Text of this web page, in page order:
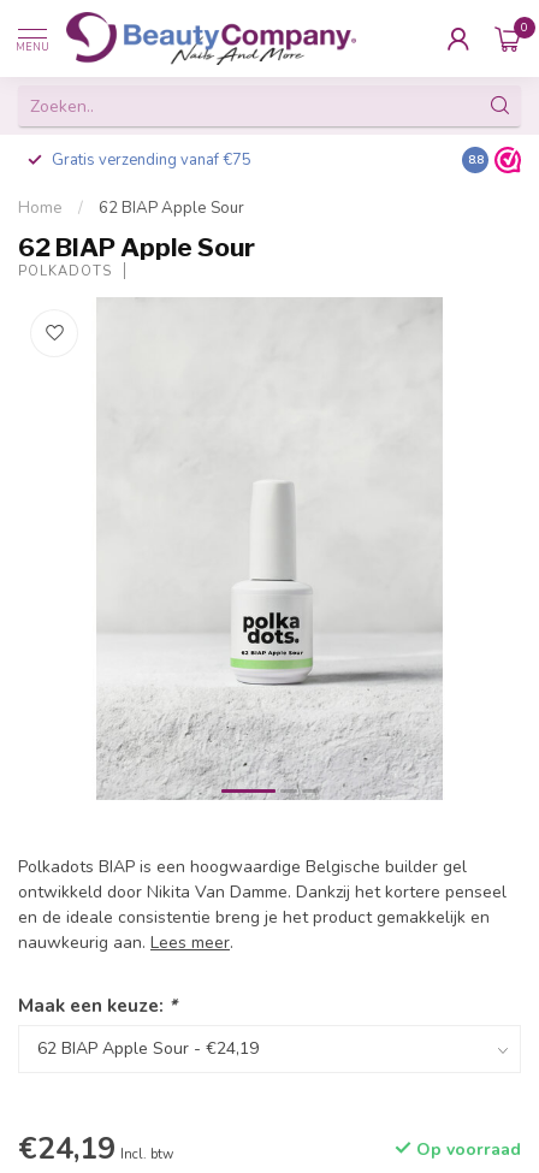
MENU
0
Gratis verzending vanaf €75 Besteld
8.8
Home / 62 BIAP Apple Sour
62 BIAP Apple Sour
POLKADOTS
Polkadots BIAP is een hoogwaardige Belgische builder gel
ontwikkeld door Nikita Van Damme. Dankzij het kortere penseel
en de ideale consistentie breng je het product gemakkelijk en
nauwkeurig aan. Lees meer.
Maak een keuze: *
€24,19 Incl. btw Op voorraad